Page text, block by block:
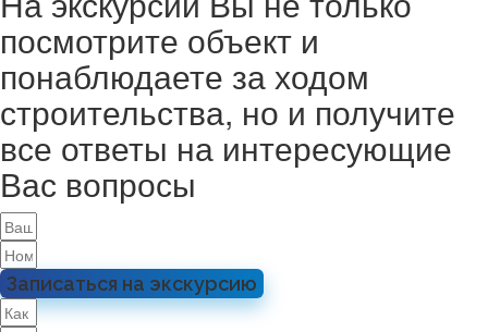
посмотрите объект и
понаблюдаете за ходом
строительства, но и получите
все ответы на интересующие
Вас вопросы
Записаться на экскурсию